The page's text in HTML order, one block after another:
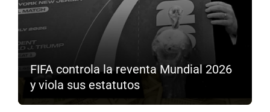
FIFA controla la reventa Mundial 2026
y viola sus estatutos